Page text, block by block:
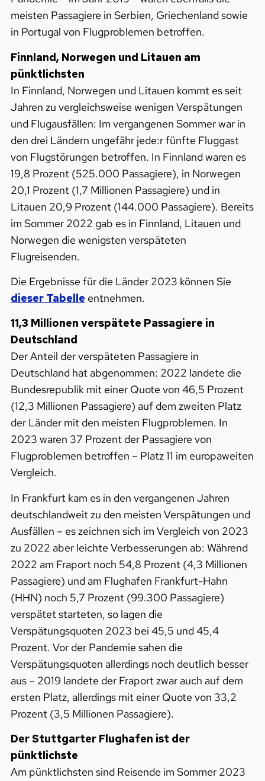
meisten Passagiere in Serbien, Griechenland sowie
in Portugal von Flugproblemen betroffen.
Finnland, Norwegen und Litauen am
pünktlichsten
In Finnland, Norwegen und Litauen kommt es seit
Jahren zu vergleichsweise wenigen Verspätungen
und Flugausfällen: Im vergangenen Sommer war in
den drei Ländern ungefähr jede:r fünfte Fluggast
von Flugstörungen betroffen. In Finnland waren es
19,8 Prozent (525.000 Passagiere), in Norwegen
20,1 Prozent (1,7 Millionen Passagiere) und in
Litauen 20,9 Prozent (144.000 Passagiere). Bereits
im Sommer 2022 gab es in Finnland, Litauen und
Norwegen die wenigsten verspäteten
Flugreisenden.
Die Ergebnisse für die Länder 2023 können Sie
dieser Tabelle entnehmen.
11,3 Millionen verspätete Passagiere in
Deutschland
Der Anteil der verspäteten Passagiere in
Deutschland hat abgenommen: 2022 landete die
Bundesrepublik mit einer Quote von 46,5 Prozent
(12,3 Millionen Passagiere) auf dem zweiten Platz
der Länder mit den meisten Flugproblemen. In
2023 waren 37 Prozent der Passagiere von
Flugproblemen betroffen – Platz 11 im europaweiten
Vergleich.
In Frankfurt kam es in den vergangenen Jahren
deutschlandweit zu den meisten Verspätungen und
Ausfällen – es zeichnen sich im Vergleich von 2023
zu 2022 aber leichte Verbesserungen ab: Während
2022 am Fraport noch 54,8 Prozent (4,3 Millionen
Passagiere) und am Flughafen Frankfurt-Hahn
(HHN) noch 5,7 Prozent (99.300 Passagiere)
verspätet starteten, so lagen die
Verspätungsquoten 2023 bei 45,5 und 45,4
Prozent. Vor der Pandemie sahen die
Verspätungsquoten allerdings noch deutlich besser
aus – 2019 landete der Fraport zwar auch auf dem
ersten Platz, allerdings mit einer Quote von 33,2
Prozent (3,5 Millionen Passagiere).
Der Stuttgarter Flughafen ist der
pünktlichste
Am pünktlichsten sind Reisende im Sommer 2023